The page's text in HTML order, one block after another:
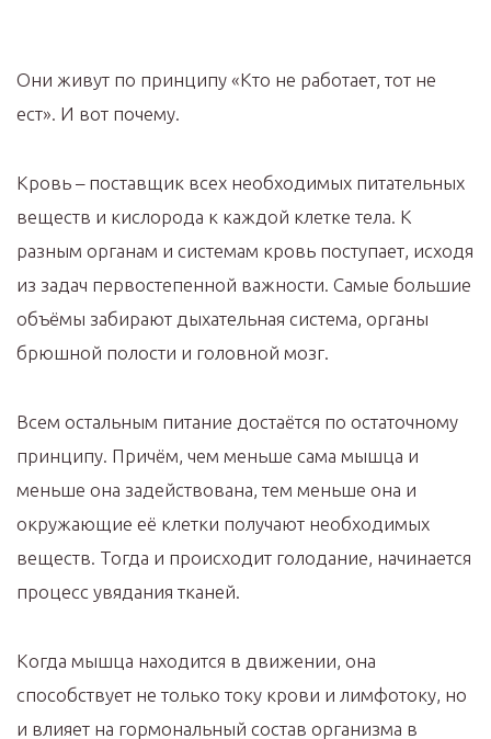
Они живут по принципу «Кто не работает, тот не
ест». И вот почему. ⠀
Кровь – поставщик всех необходимых питательных
веществ и кислорода к каждой клетке тела. К
разным органам и системам кровь поступает, исходя
из задач первостепенной важности. Самые большие
объёмы забирают дыхательная система, органы
брюшной полости и головной мозг.
Всем остальным питание достаётся по остаточному
принципу. Причём, чем меньше сама мышца и
меньше она задействована, тем меньше она и
окружающие её клетки получают необходимых
веществ. Тогда и происходит голодание, начинается
процесс увядания тканей. ⠀
Когда мышца находится в движении, она
способствует не только току крови и лимфотоку, но
и влияет на гормональный состав организма в